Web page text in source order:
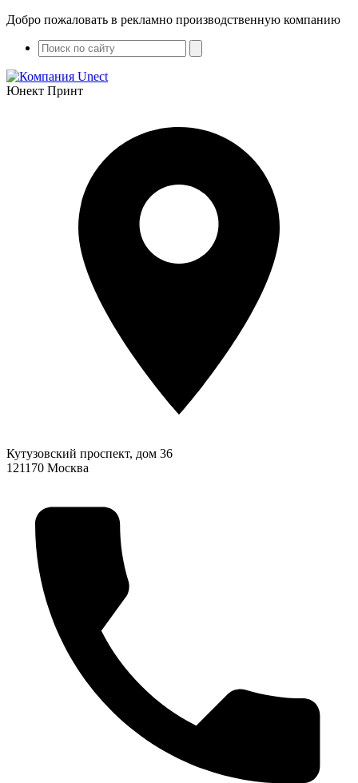
Добро пожаловать в рекламно производственную компанию
Юнект Принт
Кутузовский проспект, дом 36
121170 Москва